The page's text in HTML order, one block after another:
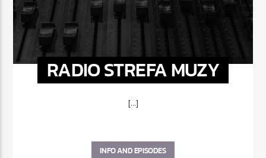
RADIO STREFA MUZY
[...]
INFO AND EPISODES